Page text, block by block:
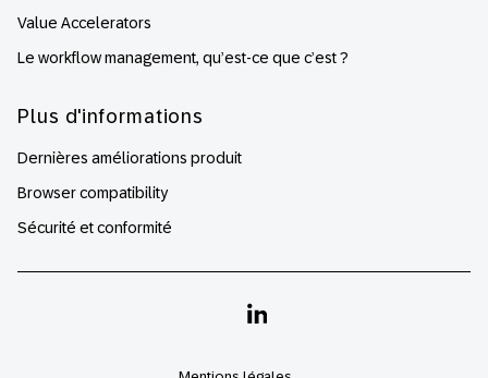
Value Accelerators
Le workflow management, qu’est-ce que c’est ?
Plus d'informations
Dernières améliorations produit
Browser compatibility
Sécurité et conformité
Linkedin